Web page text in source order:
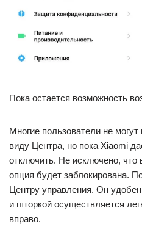
Пока остается возможность
Многие пользователи не
виду Центра, но пока Xiaomi
отключить. Не исключено, что
опция будет заблокирована.
Центру управления. Он
и шторкой осуществляется
вправо.